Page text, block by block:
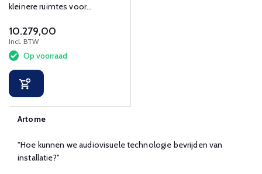
kleinere ruimtes voor
videoconferencing
10.279,00
Incl. BTW
Op voorraad
Artome
"Hoe kunnen we audiovisuele technologie bevrijden van
installatie?"